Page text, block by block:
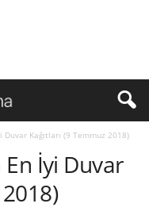
Kağıtları (9 Temmuz 2018)
İyi Duvar